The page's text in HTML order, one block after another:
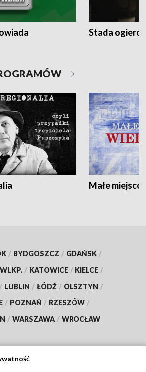
Stada
Małe
/ BYDGOSZCZ / GDAŃSK /
/ KATOWICE / KIELCE /
/ LUBLIN / ŁÓDŹ / OLSZTYN /
/ POZNAŃ / RZESZÓW /
/ WARSZAWA / WROCŁAW